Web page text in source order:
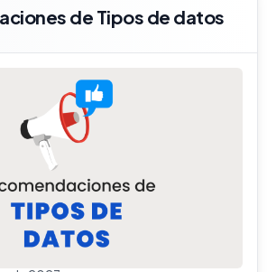
de Tipos de datos